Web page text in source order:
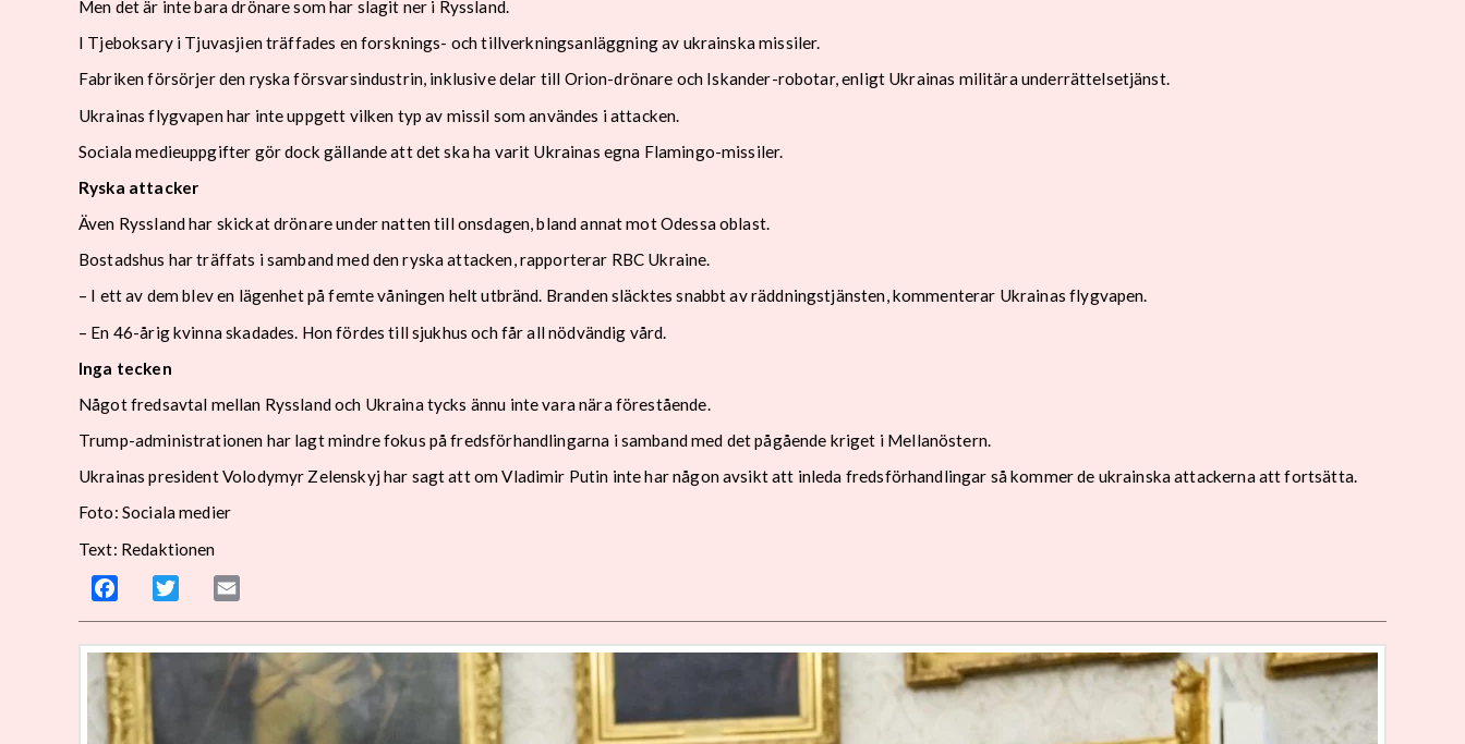
Men det är inte bara drönare som har slagit ner i Ryssland.
I Tjeboksary i Tjuvasjien träffades en forsknings- och tillverkningsanläggning av ukrainska missiler.
Fabriken försörjer den ryska försvarsindustrin, inklusive delar till Orion-drönare och Iskander-robotar, enligt Ukrainas militära underrättelsetjänst.
Ukrainas flygvapen har inte uppgett vilken typ av missil som användes i attacken.
Sociala medieuppgifter gör dock gällande att det ska ha varit Ukrainas egna Flamingo-missiler.
Ryska attacker
Även Ryssland har skickat drönare under natten till onsdagen, bland annat mot Odessa oblast.
Bostadshus har träffats i samband med den ryska attacken, rapporterar RBC Ukraine.
– I ett av dem blev en lägenhet på femte våningen helt utbränd. Branden släcktes snabbt av räddningstjänsten, kommenterar Ukrainas flygvapen.
– En 46-årig kvinna skadades. Hon fördes till sjukhus och får all nödvändig vård.
Inga tecken
Något fredsavtal mellan Ryssland och Ukraina tycks ännu inte vara nära förestående.
Trump-administrationen har lagt mindre fokus på fredsförhandlingarna i samband med det pågående kriget i Mellanöstern.
Ukrainas president Volodymyr Zelenskyj har sagt att om Vladimir Putin inte har någon avsikt att inleda fredsförhandlingar så kommer de ukrainska attackerna att fortsätta.
Foto: Sociala medier
Text: Redaktionen
Facebook Twitter